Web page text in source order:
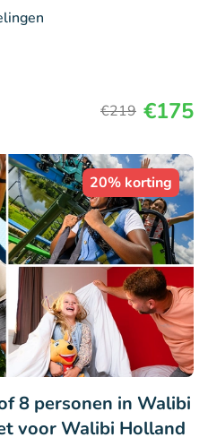
€219 €175
20% korting
8 personen in Walibi
voor Walibi Holland